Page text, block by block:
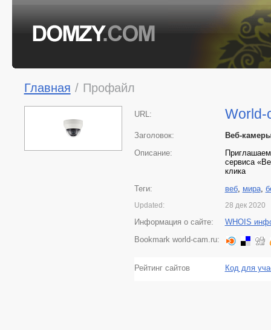
Главная / Профайл
URL: World-
Заголовок:
Веб-
Описание:
сервиса
клика
Теги:
веб, мира,
Updated: 28 дек 2020
Информация о сайте:
WHOIS
Bookmark world-cam.ru:
Рейтинг сайтов Код для